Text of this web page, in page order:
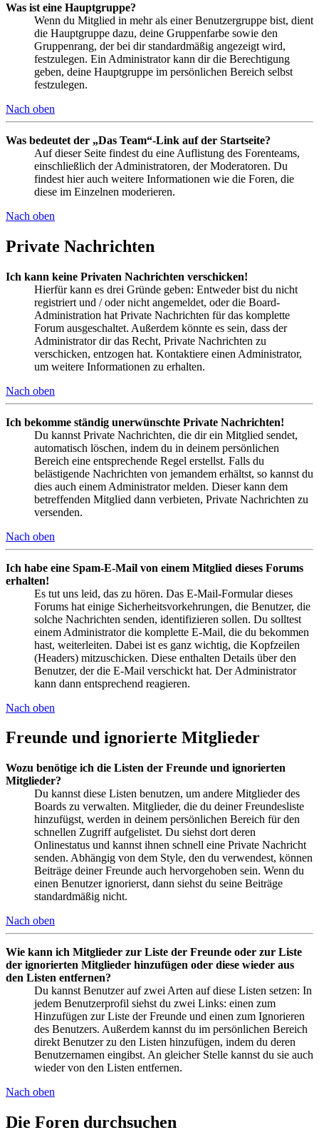
Was ist eine Hauptgruppe?
Wenn du Mitglied in mehr als einer Benutzergruppe bist, dient
die Hauptgruppe dazu, deine Gruppenfarbe sowie den
Gruppenrang, der bei dir standardmäßig angezeigt wird,
festzulegen. Ein Administrator kann dir die Berechtigung
geben, deine Hauptgruppe im persönlichen Bereich selbst
festzulegen.
Nach oben
Was bedeutet der „Das Team“-Link auf der Startseite?
Auf dieser Seite findest du eine Auflistung des Forenteams,
einschließlich der Administratoren, der Moderatoren. Du
findest hier auch weitere Informationen wie die Foren, die
diese im Einzelnen moderieren.
Nach oben
Private Nachrichten
Ich kann keine Privaten Nachrichten verschicken!
Hierfür kann es drei Gründe geben: Entweder bist du nicht
registriert und / oder nicht angemeldet, oder die Board-
Administration hat Private Nachrichten für das komplette
Forum ausgeschaltet. Außerdem könnte es sein, dass der
Administrator dir das Recht, Private Nachrichten zu
verschicken, entzogen hat. Kontaktiere einen Administrator,
um weitere Informationen zu erhalten.
Nach oben
Ich bekomme ständig unerwünschte Private Nachrichten!
Du kannst Private Nachrichten, die dir ein Mitglied sendet,
automatisch löschen, indem du in deinem persönlichen
Bereich eine entsprechende Regel erstellst. Falls du
belästigende Nachrichten von jemandem erhältst, so kannst du
dies auch einem Administrator melden. Dieser kann dem
betreffenden Mitglied dann verbieten, Private Nachrichten zu
versenden.
Nach oben
Ich habe eine Spam-E-Mail von einem Mitglied dieses Forums
erhalten!
Es tut uns leid, das zu hören. Das E-Mail-Formular dieses
Forums hat einige Sicherheitsvorkehrungen, die Benutzer, die
solche Nachrichten senden, identifizieren sollen. Du solltest
einem Administrator die komplette E-Mail, die du bekommen
hast, weiterleiten. Dabei ist es ganz wichtig, die Kopfzeilen
(Headers) mitzuschicken. Diese enthalten Details über den
Benutzer, der die E-Mail verschickt hat. Der Administrator
kann dann entsprechend reagieren.
Nach oben
Freunde und ignorierte Mitglieder
Wozu benötige ich die Listen der Freunde und ignorierten
Mitglieder?
Du kannst diese Listen benutzen, um andere Mitglieder des
Boards zu verwalten. Mitglieder, die du deiner Freundesliste
hinzufügst, werden in deinem persönlichen Bereich für den
schnellen Zugriff aufgelistet. Du siehst dort deren
Onlinestatus und kannst ihnen schnell eine Private Nachricht
senden. Abhängig von dem Style, den du verwendest, können
Beiträge deiner Freunde auch hervorgehoben sein. Wenn du
einen Benutzer ignorierst, dann siehst du seine Beiträge
standardmäßig nicht.
Nach oben
Wie kann ich Mitglieder zur Liste der Freunde oder zur Liste
der ignorierten Mitglieder hinzufügen oder diese wieder aus
den Listen entfernen?
Du kannst Benutzer auf zwei Arten auf diese Listen setzen: In
jedem Benutzerprofil siehst du zwei Links: einen zum
Hinzufügen zur Liste der Freunde und einen zum Ignorieren
des Benutzers. Außerdem kannst du im persönlichen Bereich
direkt Benutzer zu den Listen hinzufügen, indem du deren
Benutzernamen eingibst. An gleicher Stelle kannst du sie auch
wieder von den Listen entfernen.
Nach oben
Die Foren durchsuchen